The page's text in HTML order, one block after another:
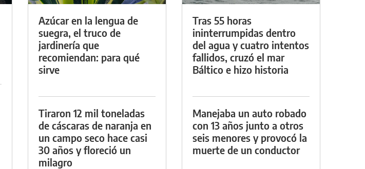
Azúcar en la lengua de
suegra, el truco de
jardinería que
recomiendan: para qué
sirve
Tiraron 12 mil toneladas
de cáscaras de naranja en
un campo seco hace casi
30 años y floreció un
milagro
Tras 55 horas
ininterrumpidas dentro
del agua y cuatro intentos
fallidos, cruzó el mar
Báltico e hizo historia
Manejaba un auto robado
con 13 años junto a otros
seis menores y provocó la
muerte de un conductor